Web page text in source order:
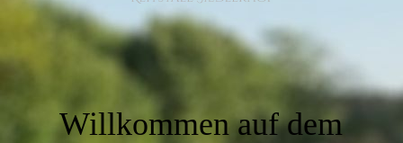
Willkommen auf dem